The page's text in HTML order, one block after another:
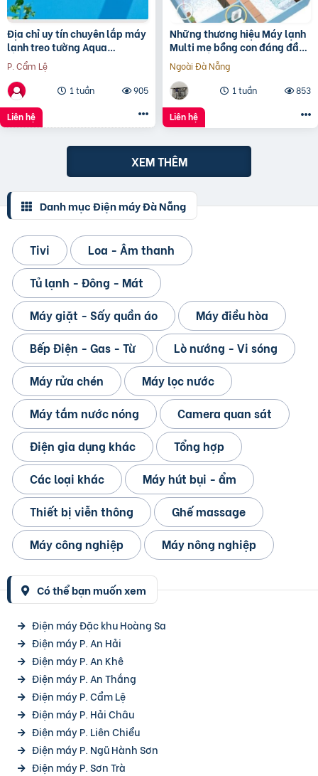
Địa chỉ uy tín chuyên lắp máy
lạnh treo tường Aqua
KCR18PA 2HP giá hấp dẫn
nhất
P. Cẩm Lệ
1 tuần
905
Liên hệ
Những thương hiệu Máy lạnh
Multi mẹ bồng con đáng đầu
tư nhất
Ngoài Đà Nẵng
1 tuần
853
Liên hệ
XEM THÊM
Danh mục Điện máy Đà Nẵng
Tivi
Loa - Âm thanh
Tủ lạnh - Đông - Mát
Máy giặt - Sấy quần áo
Máy điều hòa
Bếp Điện - Gas - Từ
Lò nướng - Vi sóng
Máy rửa chén
Máy lọc nước
Máy tắm nước nóng
Camera quan sát
Điện gia dụng khác
Tổng hợp
Các loại khác
Máy hút bụi - ẩm
Thiết bị viễn thông
Ghế massage
Máy công nghiệp
Máy nông nghiệp
Có thể bạn muốn xem
Điện máy Đặc khu Hoàng Sa
Điện máy P. An Hải
Điện máy P. An Khê
Điện máy P. An Thắng
Điện máy P. Cẩm Lệ
Điện máy P. Hải Châu
Điện máy P. Liên Chiểu
Điện máy P. Ngũ Hành Sơn
Điện máy P. Sơn Trà